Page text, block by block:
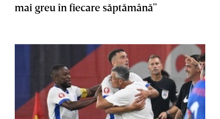
mai greu în fiecare săptămână”